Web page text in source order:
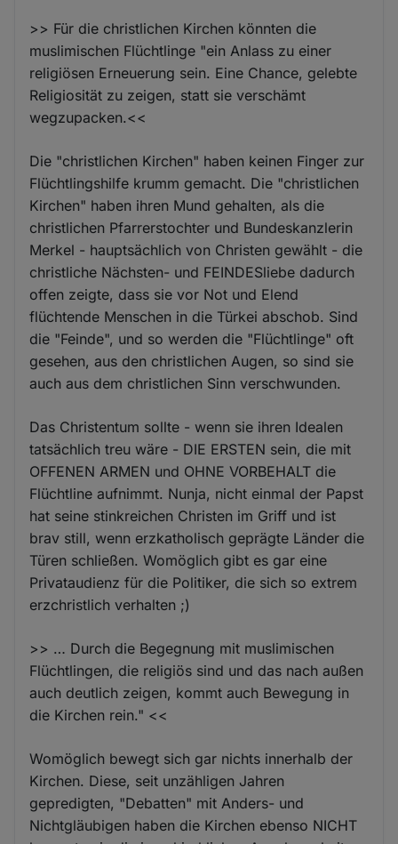
>> Für die christlichen Kirchen könnten die
muslimischen Flüchtlinge "ein Anlass zu einer
religiösen Erneuerung sein. Eine Chance, gelebte
Religiosität zu zeigen, statt sie verschämt
wegzupacken.<<
Die "christlichen Kirchen" haben keinen Finger zur
Flüchtlingshilfe krumm gemacht. Die "christlichen
Kirchen" haben ihren Mund gehalten, als die
christlichen Pfarrerstochter und Bundeskanzlerin
Merkel - hauptsächlich von Christen gewählt - die
christliche Nächsten- und FEINDESliebe dadurch
offen zeigte, dass sie vor Not und Elend
flüchtende Menschen in die Türkei abschob. Sind
die "Feinde", und so werden die "Flüchtlinge" oft
gesehen, aus den christlichen Augen, so sind sie
auch aus dem christlichen Sinn verschwunden.
Das Christentum sollte - wenn sie ihren Idealen
tatsächlich treu wäre - DIE ERSTEN sein, die mit
OFFENEN ARMEN und OHNE VORBEHALT die
Flüchtline aufnimmt. Nunja, nicht einmal der Papst
hat seine stinkreichen Christen im Griff und ist
brav still, wenn erzkatholisch geprägte Länder die
Türen schließen. Womöglich gibt es gar eine
Privataudienz für die Politiker, die sich so extrem
erzchristlich verhalten ;)
>> … Durch die Begegnung mit muslimischen
Flüchtlingen, die religiös sind und das nach außen
auch deutlich zeigen, kommt auch Bewegung in
die Kirchen rein." <<
Womöglich bewegt sich gar nichts innerhalb der
Kirchen. Diese, seit unzähligen Jahren
gepredigten, "Debatten" mit Anders- und
Nichtgläubigen haben die Kirchen ebenso NICHT